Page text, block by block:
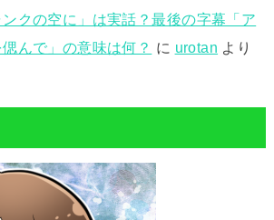
クの空に」は実話？最後の字幕「ア
んで」の意味は何？ に urotan より